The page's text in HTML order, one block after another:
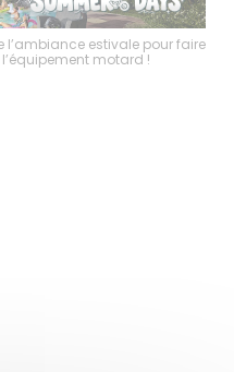
l’ambiance estivale pour faire
motard !